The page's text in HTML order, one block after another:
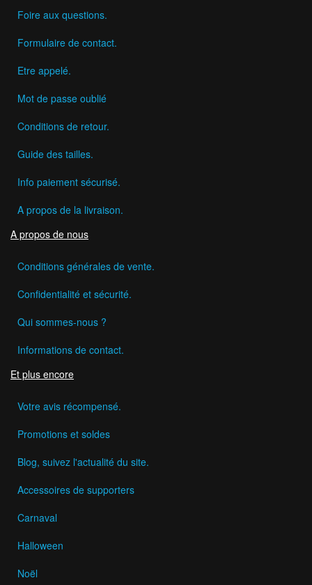
Foire aux questions.
Formulaire de contact.
Etre appelé.
Mot de passe oublié
Conditions de retour.
Guide des tailles.
Info paiement sécurisé.
A propos de la livraison.
A propos de nous
Conditions générales de vente.
Confidentialité et sécurité.
Qui sommes-nous ?
Informations de contact.
Et plus encore
Votre avis récompensé.
Promotions et soldes
Blog, suivez l'actualité du site.
Accessoires de supporters
Carnaval
Halloween
Noël